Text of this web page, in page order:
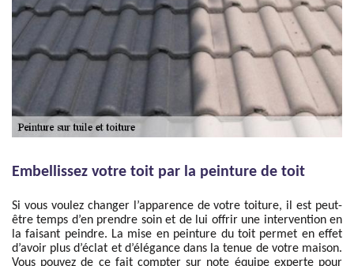
Embellissez votre toit par la peinture de toit
Si vous voulez changer l’apparence de votre toiture, il est peut-
être temps d’en prendre soin et de lui offrir une intervention en
la faisant peindre. La mise en peinture du toit permet en effet
d’avoir plus d’éclat et d’élégance dans la tenue de votre maison.
Vous pouvez de ce fait compter sur note équipe experte pour